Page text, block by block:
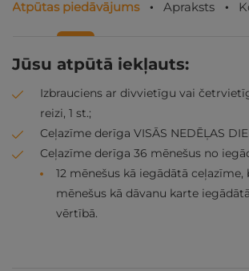
Atpūtas piedāvājums Apraksts
Jūsu atpūtā iekļauts:
Izbrauciens ar divvietīgu vai
reizi, 1 st.;
Ceļazīme derīga VISĀS NEDĒĻAS
Ceļazīme derīga 36 mēnešus no
12 mēnešus kā iegādātā
mēnešus kā dāvanu karte
vērtībā.